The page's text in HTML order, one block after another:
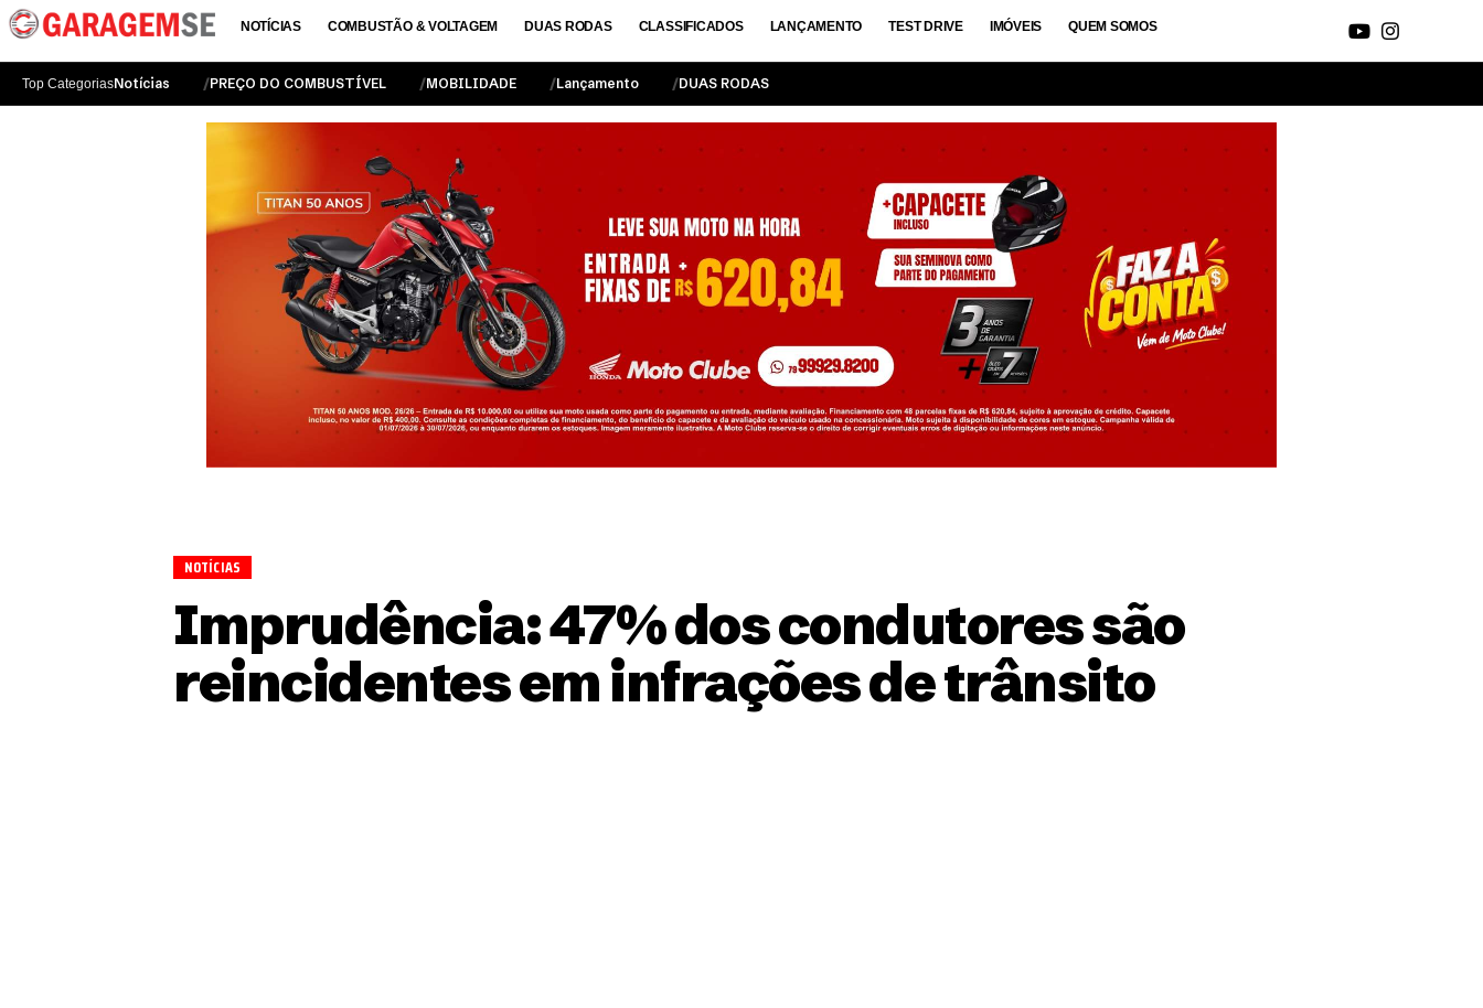
NOTÍCIAS COMBUSTÃO & VOLTAGEM DUAS RODAS CLASSIFICADOS LANÇAMENTO TEST DRIVE IMÓVEIS QUEM SOMOS
Top CategoriasNotícias PREÇO DO COMBUSTÍVEL MOBILIDADE Lançamento DUAS RODAS
NOTÍCIAS
Imprudência: 47% dos condutores são
reincidentes em infrações de trânsito